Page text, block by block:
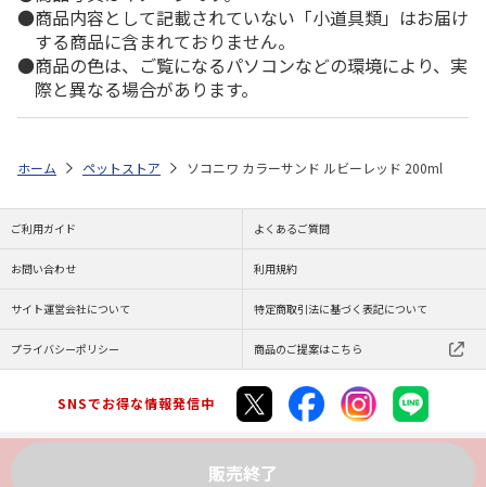
商品内容として記載されていない「小道具類」はお届け
する商品に含まれておりません。
商品の色は、ご覧になるパソコンなどの環境により、実
際と異なる場合があります。
販売終了
ホーム ペットストア ソコニワ カラーサンド ルビーレッド 200ml
ご利用ガイド よくあるご質問
お問い合わせ 利用規約
サイト運営会社について 特定商取引法に基づく表記について
プライバシーポリシー 商品のご提案はこちら
SNSでお得な情報発信中